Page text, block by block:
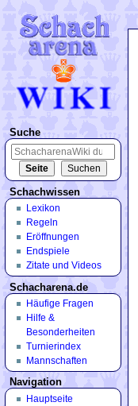
Suche
Schachwissen
Lexikon
Regeln
Eröffnungen
Endspiele
Zitate und Videos
Schacharena.de
Häufige Fragen
Hilfe &
Besonderheiten
Turnierindex
Mannschaften
Navigation
Hauptseite